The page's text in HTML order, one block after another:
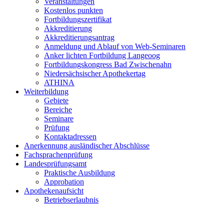
Kostenlos punkten
Fortbildungszertifikat
Akkreditierung
Akkreditierungsantrag
Anmeldung und Ablauf von Web-Seminaren
Anker lichten Fortbildung Langeoog
Fortbildungskongress Bad Zwischenahn
Niedersächsischer Apothekertag
ATHINA
Weiterbildung
Gebiete
Bereiche
Seminare
Prüfung
Kontaktadressen
Anerkennung ausländischer Abschlüsse
Fachsprachenprüfung
Landesprüfungsamt
Praktische Ausbildung
Approbation
Apothekenaufsicht
Betriebserlaubnis